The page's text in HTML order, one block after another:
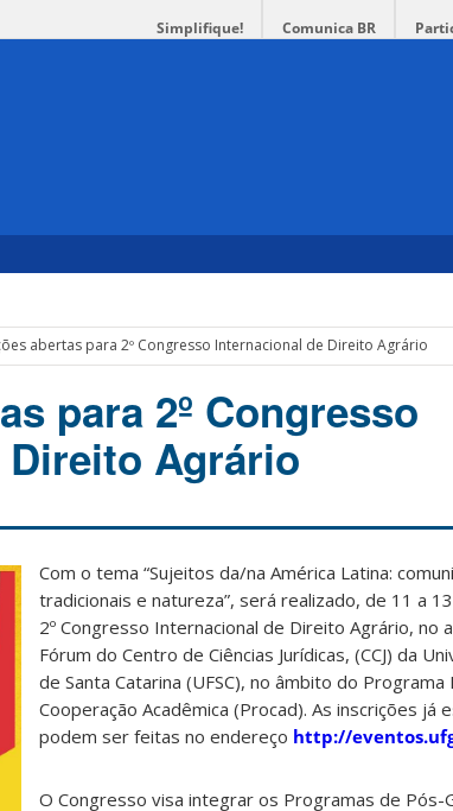
Simplifique! Comunica BR
abertas para 2º Congresso Internacional de Direito Agrário
para 2º Congresso
Agrário
Com o tema “Sujeitos da/na América Latina:
tradicionais e natureza”, será realizado, de 11 a
2º Congresso Internacional de Direito Agrário, no
Fórum do Centro de Ciências Jurídicas, (CCJ) da
de Santa Catarina (UFSC), no âmbito do Programa
Cooperação Acadêmica (Procad). As inscrições já
podem ser feitas no endereço http://
O Congresso visa integrar os Programas de Pós-